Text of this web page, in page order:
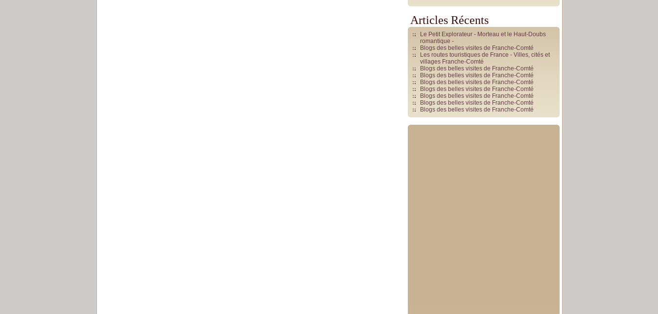
Articles Récents
Le Petit Explorateur - Morteau et le Haut-Doubs
romantique -
Blogs des belles visites de Franche-Comté
Les routes touristiques de France - Villes, cités et
villages Franche-Comté
Blogs des belles visites de Franche-Comté
Blogs des belles visites de Franche-Comté
Blogs des belles visites de Franche-Comté
Blogs des belles visites de Franche-Comté
Blogs des belles visites de Franche-Comté
Blogs des belles visites de Franche-Comté
Blogs des belles visites de Franche-Comté